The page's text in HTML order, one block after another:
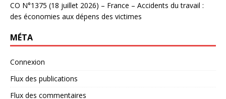
CO N°1375 (18 juillet 2026) – France – Accidents du travail :
des économies aux dépens des victimes
MÉTA
Connexion
Flux des publications
Flux des commentaires